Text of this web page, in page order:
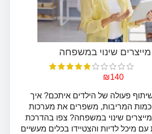
₪140
פעולה של הילדים איתכם? איך
המריבות, משפרים את מערכות
שינוי במשפחה? צפו בהדרכת
עם מיכל לדיות והצטיידו בכלים מעשיים